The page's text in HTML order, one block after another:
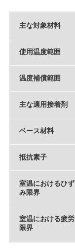
主な対象材料
使用温度範囲
温度補償範囲
主な適用接着剤
ベース材料
抵抗素子
室温におけるひず
み限界
室温における疲労
限界